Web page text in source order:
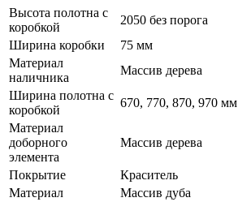
Высота полотна с
коробкой
2050 без порога
Ширина коробки
75 мм
Материал
наличника
Массив дерева
Ширина полотна с
коробкой
670, 770, 870, 970 мм
Материал
доборного
элемента
Массив дерева
Покрытие
Краситель
Материал
Массив дуба